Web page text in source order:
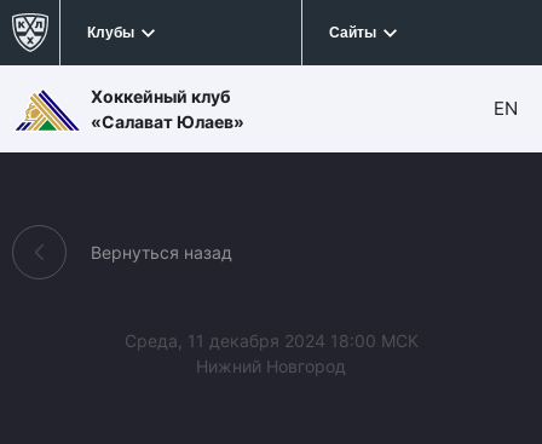
Клубы Сайты
Хоккейный клуб
«Салават Юлаев»
EN
Вернуться назад
Среда, 11 декабря 2024 18:00 МСК
Нижний Новгород